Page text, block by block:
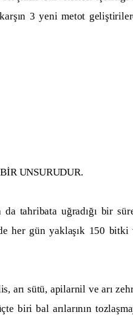
3 yeni metot
UNSURUDUR.
uğradığı bir
her gün yaklaşık 150 bitki
sütü, apilarnil ve arı
biri bal arılarının